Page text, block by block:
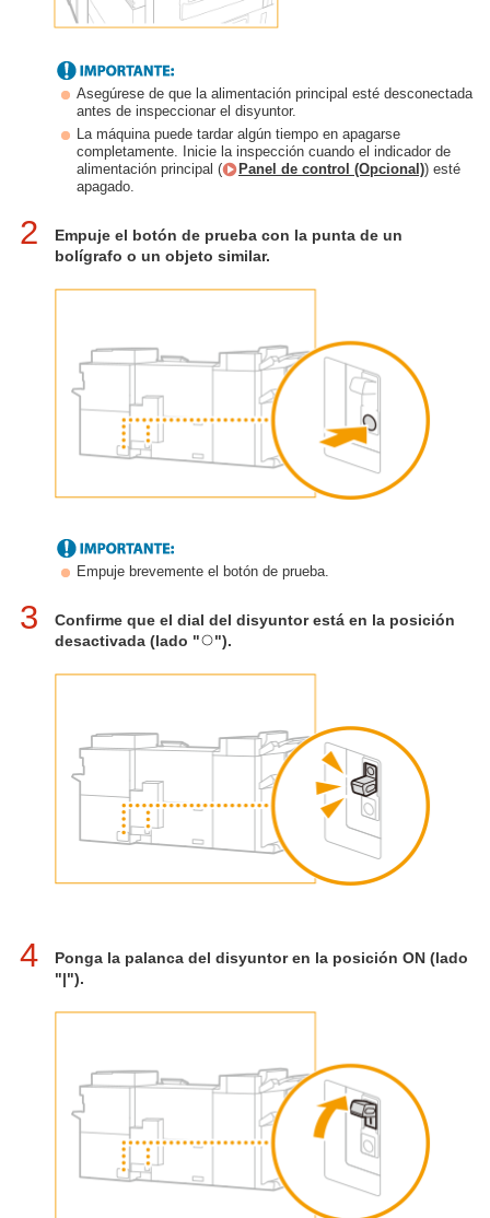
Asegúrese de que la alimentación principal esté desconectada
antes de inspeccionar el disyuntor.
La máquina puede tardar algún tiempo en apagarse
completamente. Inicie la inspección cuando el indicador de
alimentación principal (
Panel de control (Opcional)) esté
apagado.
2
Empuje el botón de prueba con la punta de un
bolígrafo o un objeto similar.
Empuje brevemente el botón de prueba.
3
Confirme que el dial del disyuntor está en la posición
desactivada (lado "
").
4
Ponga la palanca del disyuntor en la posición ON (lado
"|").